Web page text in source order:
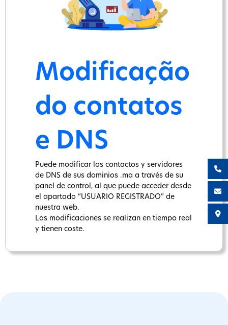
Modificação
do contatos
e DNS
Puede modificar los contactos y servidores
de DNS de sus dominios .ma a través de su
panel de control, al que puede acceder desde
el apartado “USUARIO REGISTRADO” de
nuestra web.
Las modificaciones se realizan en tiempo real
y tienen coste.